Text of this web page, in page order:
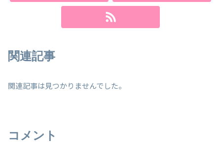
関連記事
関連記事は見つかりませんでした。
コメント